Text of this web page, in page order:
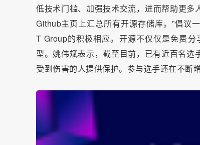
低技术门槛、加强技术交流，进而帮助更
Github主页上汇总所有开源存储库。”倡议
T Group的积极相应。开源不仅仅是免费
型。姚伟斌表示，截至目前，已有近百名
受到伤害的人提供保护。参与选手还在不断增